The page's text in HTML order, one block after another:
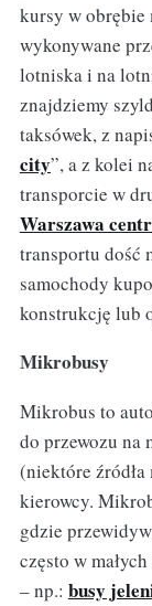
kursy w
wykonywane
lotniska i na
znajdziemy
taksówek, z
city”, a z kolei
transporcie w
Warszawa
transportu dość
samochody
konstrukcję lub
Mikrobusy
Mikrobus to
do przewozu na
(niektóre
kierowcy.
gdzie
często w
– np.: busy